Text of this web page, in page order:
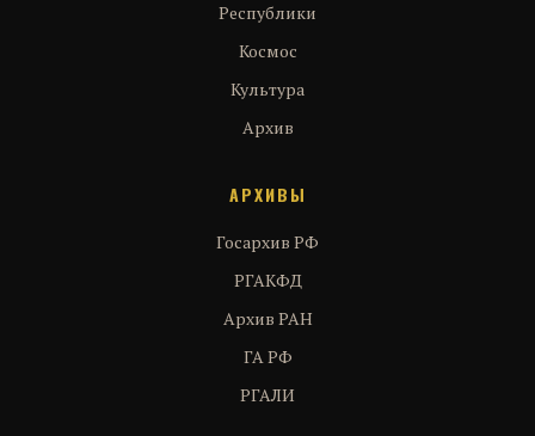
Республики
Космос
Культура
Архив
АРХИВЫ
Госархив РФ
РГАКФД
Архив РАН
ГА РФ
РГАЛИ